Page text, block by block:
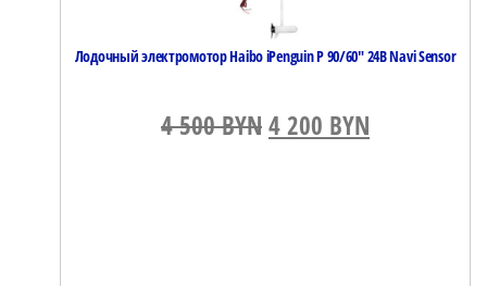
Лодочный электромотор Haibo iPenguin P 90/60″ 24В Navi Sensor
4 500BYNПервоначальная
4 200 BYN